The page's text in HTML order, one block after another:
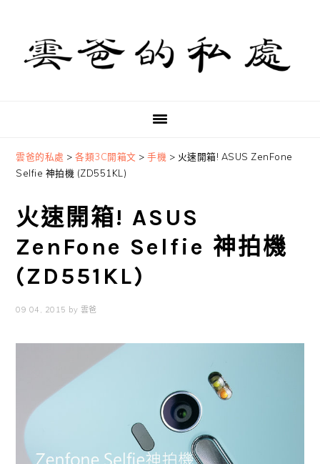
primary
navigation
content
primary
sidebar
雲爸的私處 >各類3C開箱文 >手機 > 火速開箱! ASUS ZenFone
Selfie 神拍機 (ZD551KL)
火速開箱! ASUS
ZenFone Selfie 神拍機
(ZD551KL)
09 04, 2015 by 雲爸